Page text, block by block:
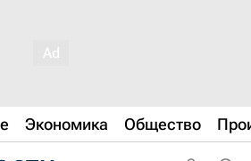
Экономика Общество